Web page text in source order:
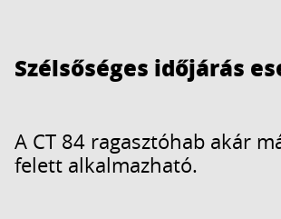
Szélsőséges időjárás
A CT 84 ragasztóhab akár
felett alkalmazható.